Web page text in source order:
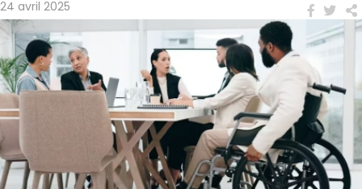
24 avril 2025